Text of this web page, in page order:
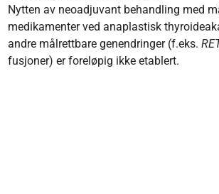
Nytten av neoadjuvant behandling med
medikamenter ved anaplastisk
andre målrettbare genendringer (f.eks.
fusjoner) er foreløpig ikke etablert.